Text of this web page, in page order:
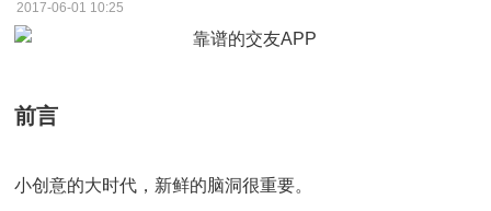
2017-06-01 10:25
前言
小创意的大时代，新鲜的脑洞很重要。